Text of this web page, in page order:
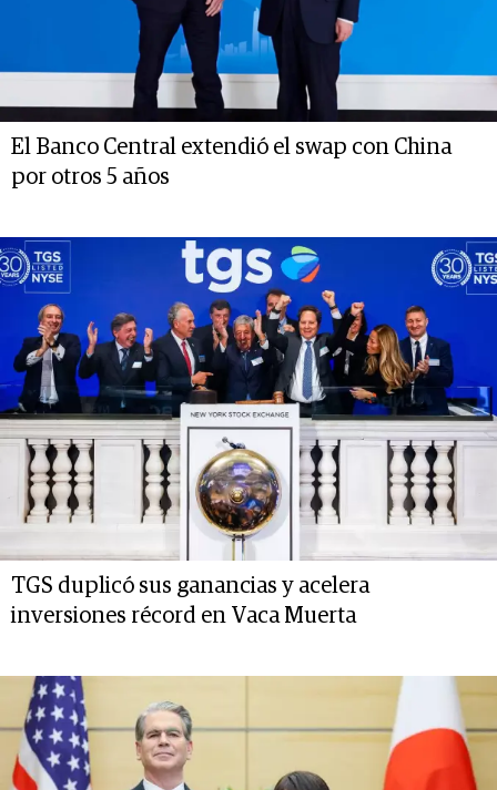
El Banco Central extendió el swap con China
por otros 5 años
TGS duplicó sus ganancias y acelera
inversiones récord en Vaca Muerta